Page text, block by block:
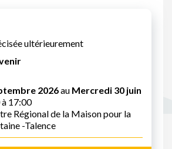
ultérieurement
2026au Mercredi 30 juin
à 17:00
Régional de la Maison pour la
-Talence